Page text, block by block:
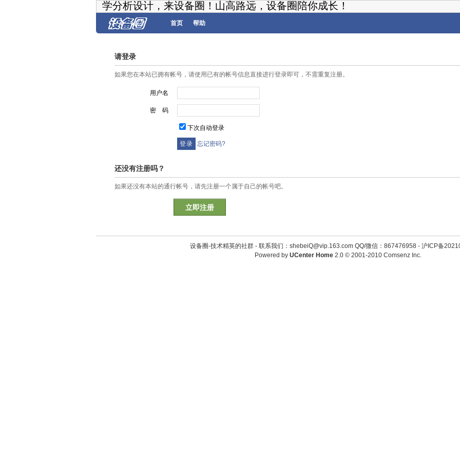
学分析设计，来设备圈！山高路远，设备圈陪你成长！
首页 帮助
请登录
如果您在本站已拥有帐号，请使用已有的帐号信息直接进行登录即可，不需重复注册。
用户名
密 码
下次自动登录
忘记密码?
还没有注册吗？
如果还没有本站的通行帐号，请先注册一个属于自己的帐号吧。
立即注册
设备圈-技术精英的社群 - 联系我们：shebeiQ@vip.163.com QQ/微信：867476958- 沪ICP备
Powered by UCenter Home 2.0© 2001-2010 Comsenz Inc.